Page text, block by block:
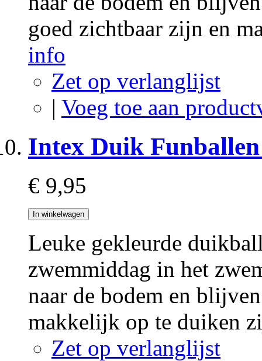
goed zichtbaar zijn en
info
Zet op verlanglijst
| Voeg toe aan
Intex Duik
€ 9,95
In winkelwagen
Leuke gekleurde
zwemmiddag in het
naar de bodem en
makkelijk op te duiken
Zet op verlanglijst